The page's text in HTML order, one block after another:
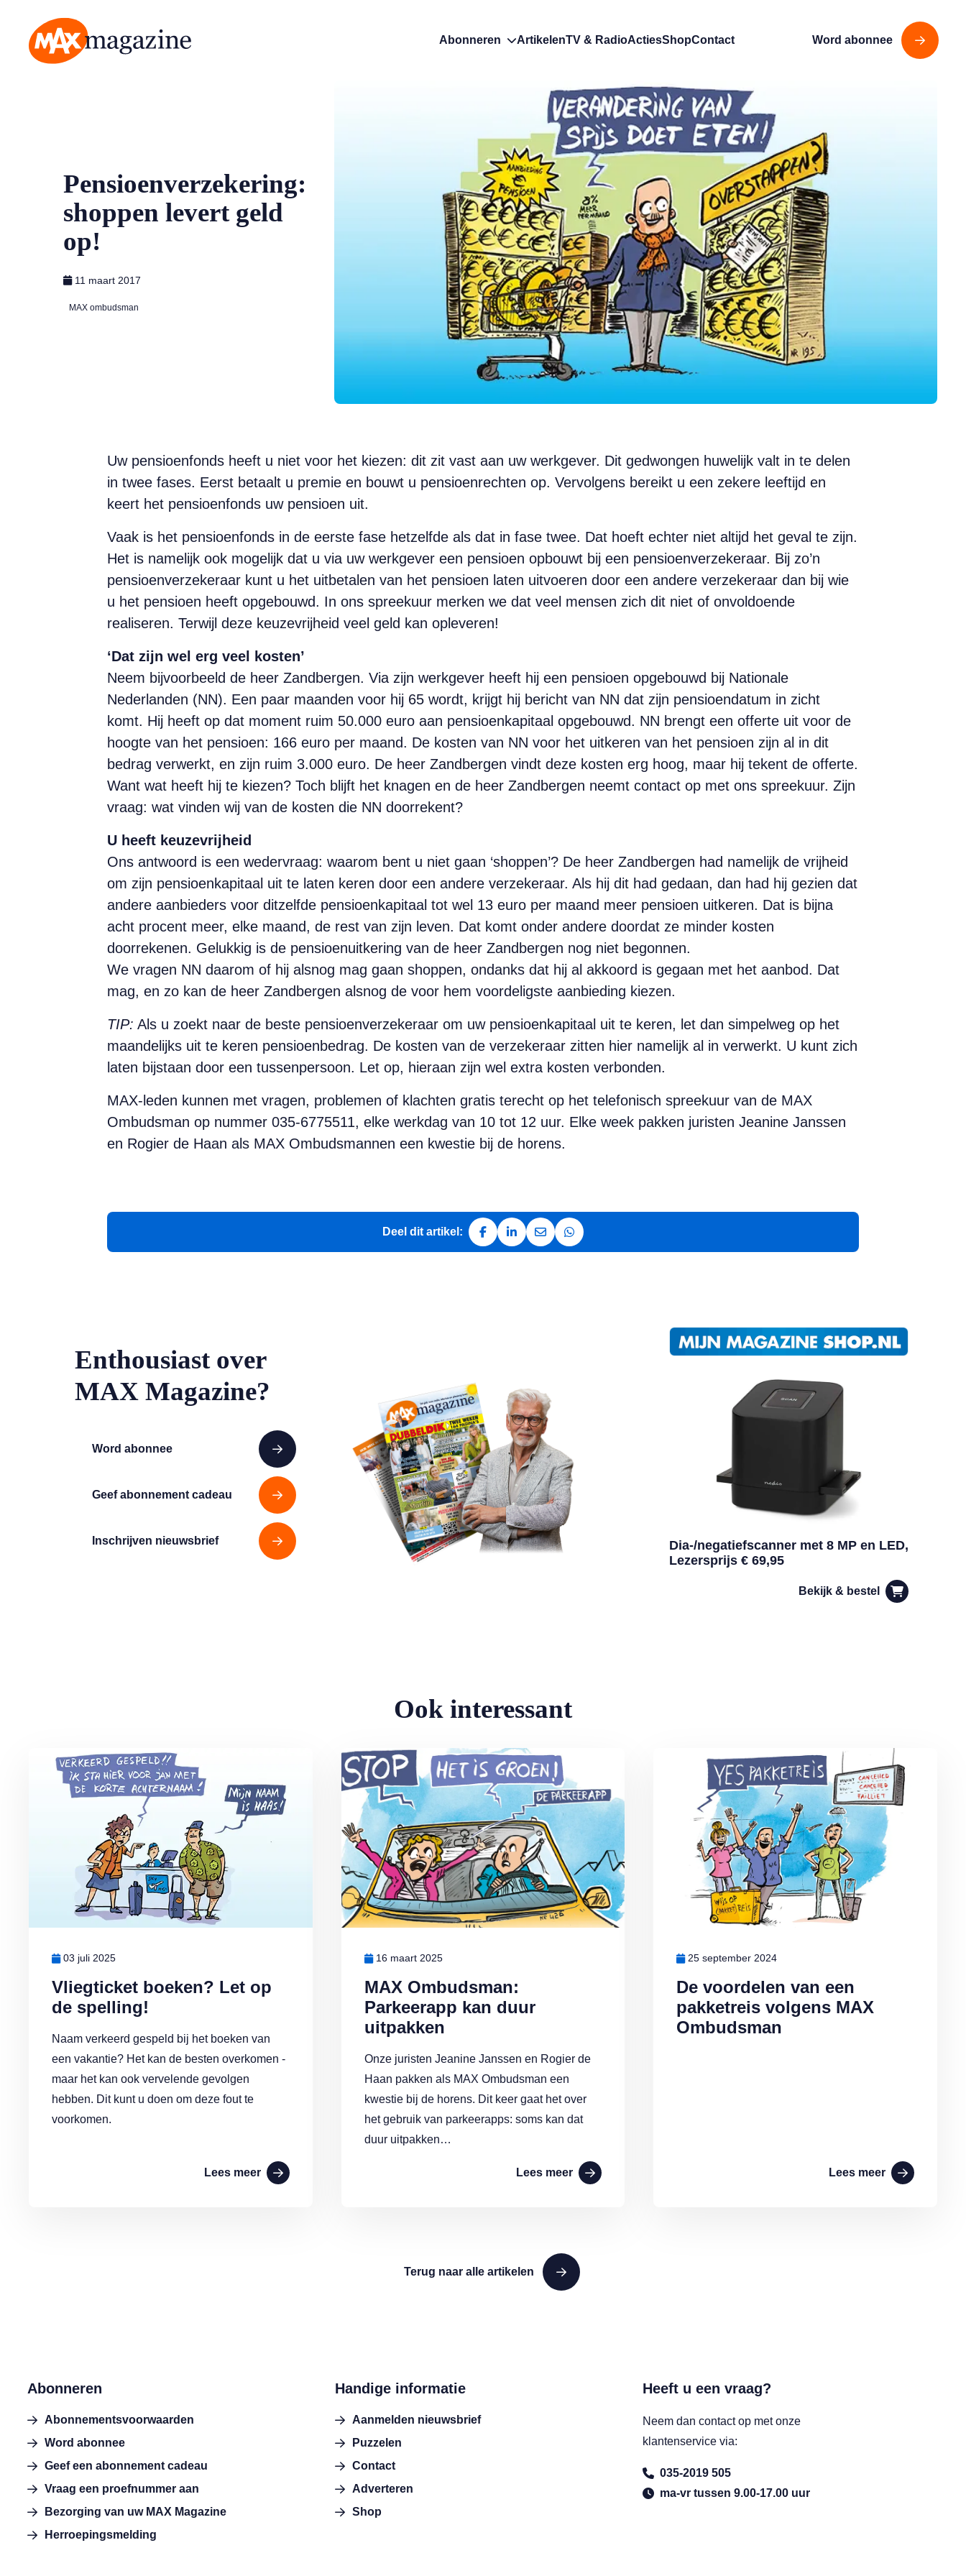
Abonneren ArtikelenTV & RadioActiesShopContact Word abonnee
Pensioenverzekering:
shoppen levert geld
op!
11 maart 2017
MAX ombudsman
Uw pensioenfonds heeft u niet voor het kiezen: dit zit vast aan uw werkgever. Dit gedwongen huwelijk valt in te delen
in twee fases. Eerst betaalt u premie en bouwt u pensioenrechten op. Vervolgens bereikt u een zekere leeftijd en
keert het pensioenfonds uw pensioen uit.
Vaak is het pensioenfonds in de eerste fase hetzelfde als dat in fase twee. Dat hoeft echter niet altijd het geval te zijn.
Het is namelijk ook mogelijk dat u via uw werkgever een pensioen opbouwt bij een pensioenverzekeraar. Bij zo’n
pensioenverzekeraar kunt u het uitbetalen van het pensioen laten uitvoeren door een andere verzekeraar dan bij wie
u het pensioen heeft opgebouwd. In ons spreekuur merken we dat veel mensen zich dit niet of onvoldoende
realiseren. Terwijl deze keuzevrijheid veel geld kan opleveren!
‘Dat zijn wel erg veel kosten’
Neem bijvoorbeeld de heer Zandbergen. Via zijn werkgever heeft hij een pensioen opgebouwd bij Nationale
Nederlanden (NN). Een paar maanden voor hij 65 wordt, krijgt hij bericht van NN dat zijn pensioendatum in zicht
komt. Hij heeft op dat moment ruim 50.000 euro aan pensioenkapitaal opgebouwd. NN brengt een offerte uit voor de
hoogte van het pensioen: 166 euro per maand. De kosten van NN voor het uitkeren van het pensioen zijn al in dit
bedrag verwerkt, en zijn ruim 3.000 euro. De heer Zandbergen vindt deze kosten erg hoog, maar hij tekent de offerte.
Want wat heeft hij te kiezen? Toch blijft het knagen en de heer Zandbergen neemt contact op met ons spreekuur. Zijn
vraag: wat vinden wij van de kosten die NN doorrekent?
U heeft keuzevrijheid
Ons antwoord is een wedervraag: waarom bent u niet gaan ‘shoppen’? De heer Zandbergen had namelijk de vrijheid
om zijn pensioenkapitaal uit te laten keren door een andere verzekeraar. Als hij dit had gedaan, dan had hij gezien dat
andere aanbieders voor ditzelfde pensioenkapitaal tot wel 13 euro per maand meer pensioen uitkeren. Dat is bijna
acht procent meer, elke maand, de rest van zijn leven. Dat komt onder andere doordat ze minder kosten
doorrekenen. Gelukkig is de pensioenuitkering van de heer Zandbergen nog niet begonnen.
We vragen NN daarom of hij alsnog mag gaan shoppen, ondanks dat hij al akkoord is gegaan met het aanbod. Dat
mag, en zo kan de heer Zandbergen alsnog de voor hem voordeligste aanbieding kiezen.
TIP: Als u zoekt naar de beste pensioenverzekeraar om uw pensioenkapitaal uit te keren, let dan simpelweg op het
maandelijks uit te keren pensioenbedrag. De kosten van de verzekeraar zitten hier namelijk al in verwerkt. U kunt zich
laten bijstaan door een tussenpersoon. Let op, hieraan zijn wel extra kosten verbonden.
MAX-leden kunnen met vragen, problemen of klachten gratis terecht op het telefonisch spreekuur van de MAX
Ombudsman op nummer 035-6775511, elke werkdag van 10 tot 12 uur. Elke week pakken juristen Jeanine Janssen
en Rogier de Haan als MAX Ombudsmannen een kwestie bij de horens.
Deel dit artikel:
Deel op Facebook
Deel op LinkedIn
Deel via e-mail
Deel via WhatsApp
Enthousiast over
MAX Magazine?
Word abonnee
Geef abonnement cadeau
Inschrijven nieuwsbrief
Dia-/negatiefscanner met 8 MP en LED,
Lezersprijs € 69,95
Bekijk & bestel
Ook interessant
Vliegticket boeken? Let op
de spelling!
03 juli 2025
Naam verkeerd gespeld bij het boeken van
een vakantie? Het kan de besten overkomen -
maar het kan ook vervelende gevolgen
hebben. Dit kunt u doen om deze fout te
voorkomen.
Lees meer
Lees meer over Vliegticket boeken? Let op de spelling!
MAX Ombudsman:
Parkeerapp kan duur
uitpakken
16 maart 2025
Onze juristen Jeanine Janssen en Rogier de
Haan pakken als MAX Ombudsman een
kwestie bij de horens. Dit keer gaat het over
het gebruik van parkeerapps: soms kan dat
duur uitpakken…
Lees meer
Lees meer over MAX Ombudsman: Parkeerapp kan duur uitpakken
De voordelen van een
pakketreis volgens MAX
Ombudsman
25 september 2024
Lees meer
Lees meer over De voordelen van een pakketreis volgens MAX
Terug naar alle artikelen
Abonneren
Abonnementsvoorwaarden
Word abonnee
Geef een abonnement cadeau
Vraag een proefnummer aan
Bezorging van uw MAX Magazine
Herroepingsmelding
Handige informatie
Aanmelden nieuwsbrief
Puzzelen
Contact
Adverteren
Shop
Heeft u een vraag?
Neem dan contact op met onze
klantenservice via:
035-2019 505
ma-vr tussen 9.00-17.00 uur